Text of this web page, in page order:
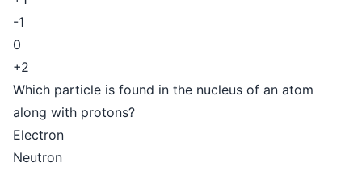
-1
0
+2
Which particle is found in the nucleus of an atom
along with protons?
Electron
Neutron